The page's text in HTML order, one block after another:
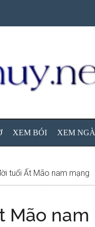
XEM BÓI XEM
tuổi Ất Mão nam mạng
Mão nam